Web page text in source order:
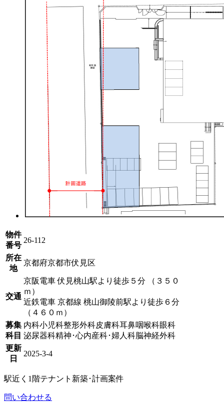
物件
番号
26-112
所在
地
京都府京都市伏見区
交通
京阪電車 伏見桃山駅より徒歩５分 （３５０
ｍ）
近鉄電車 京都線 桃山御陵前駅より徒歩６分
（４６０ｍ）
募集
科目
内科小児科整形外科皮膚科耳鼻咽喉科眼科
泌尿器科精神･心内産科･婦人科脳神経外科
更新
日
2025-3-4
駅近く 1階テナント 新築･計画案件
問い合わせる